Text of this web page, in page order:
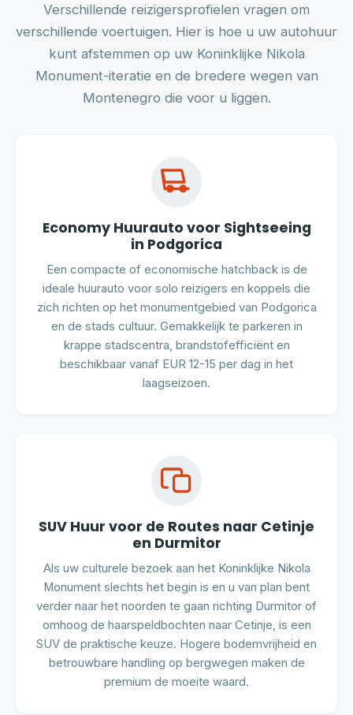
Verschillende reizigersprofielen vragen om
verschillende voertuigen. Hier is hoe u uw autohuur
kunt afstemmen op uw Koninklijke Nikola
Monument-iteratie en de bredere wegen van
Montenegro die voor u liggen.
Economy Huurauto voor Sightseeing
in Podgorica
Een compacte of economische hatchback is de
ideale huurauto voor solo reizigers en koppels die
zich richten op het monumentgebied van Podgorica
en de stads cultuur. Gemakkelijk te parkeren in
krappe stadscentra, brandstofefficiënt en
beschikbaar vanaf EUR 12-15 per dag in het
laagseizoen.
SUV Huur voor de Routes naar Cetinje
en Durmitor
Als uw culturele bezoek aan het Koninklijke Nikola
Monument slechts het begin is en u van plan bent
verder naar het noorden te gaan richting Durmitor of
omhoog de haarspeldbochten naar Cetinje, is een
SUV de praktische keuze. Hogere bodemvrijheid en
betrouwbare handling op bergwegen maken de
premium de moeite waard.